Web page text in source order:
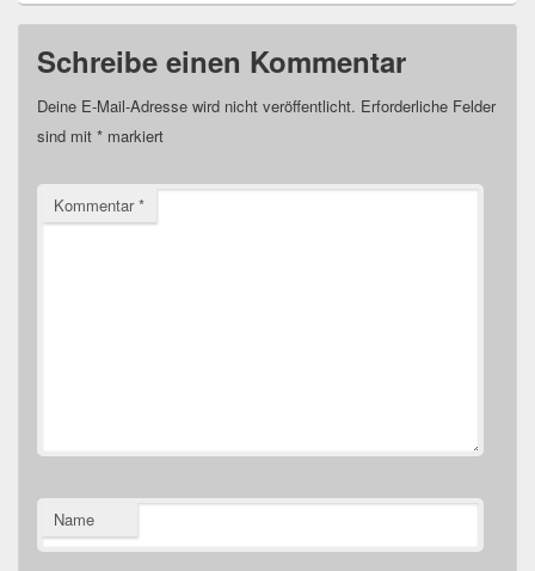
Schreibe einen Kommentar
Deine E-Mail-Adresse wird nicht veröffentlicht. Erforderliche Felder
sind mit * markiert
Kommentar*
Name